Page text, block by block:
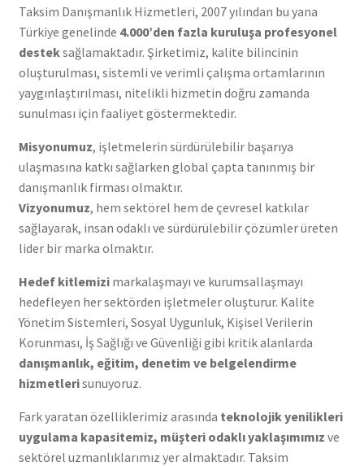
Taksim Danışmanlık Hizmetleri, 2007 yılından bu yana
Türkiye genelinde 4.000’den fazla kuruluşa profesyonel
desteksağlamaktadır. Şirketimiz, kalite bilincinin
oluşturulması, sistemli ve verimli çalışma ortamlarının
yaygınlaştırılması, nitelikli hizmetin doğru zamanda
sunulması için faaliyet göstermektedir.
Misyonumuz, işletmelerin sürdürülebilir başarıya
ulaşmasına katkı sağlarken global çapta tanınmış bir
danışmanlık firması olmaktır.
Vizyonumuz, hem sektörel hem de çevresel katkılar
sağlayarak, insan odaklı ve sürdürülebilir çözümler üreten
lider bir marka olmaktır.
Hedef kitlemizimarkalaşmayı ve kurumsallaşmayı
hedefleyen her sektörden işletmeler oluşturur. Kalite
Yönetim Sistemleri, Sosyal Uygunluk, Kişisel Verilerin
Korunması, İş Sağlığı ve Güvenliği gibi kritik alanlarda
danışmanlık, eğitim, denetim ve belgelendirme
hizmetlerisunuyoruz.
Fark yaratan özelliklerimiz arasında teknolojik yenilikleri
uygulama kapasitemiz, müşteri odaklı yaklaşımımız ve
sektörel uzmanlıklarımız yer almaktadır. Taksim